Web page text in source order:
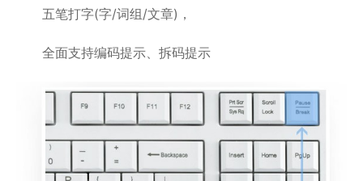
五笔打字(字/词组/文章)，
全面支持编码提示、拆码提示